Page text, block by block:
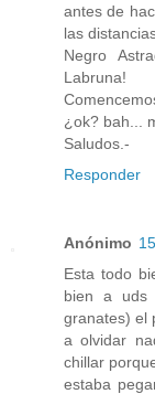
antes de
las
Negro
Labruna!
¿ok? bah...
Saludos.-
Responder
Anónimo
Esta todo
bien a uds
granates) el
a olvidar
chillar
estaba